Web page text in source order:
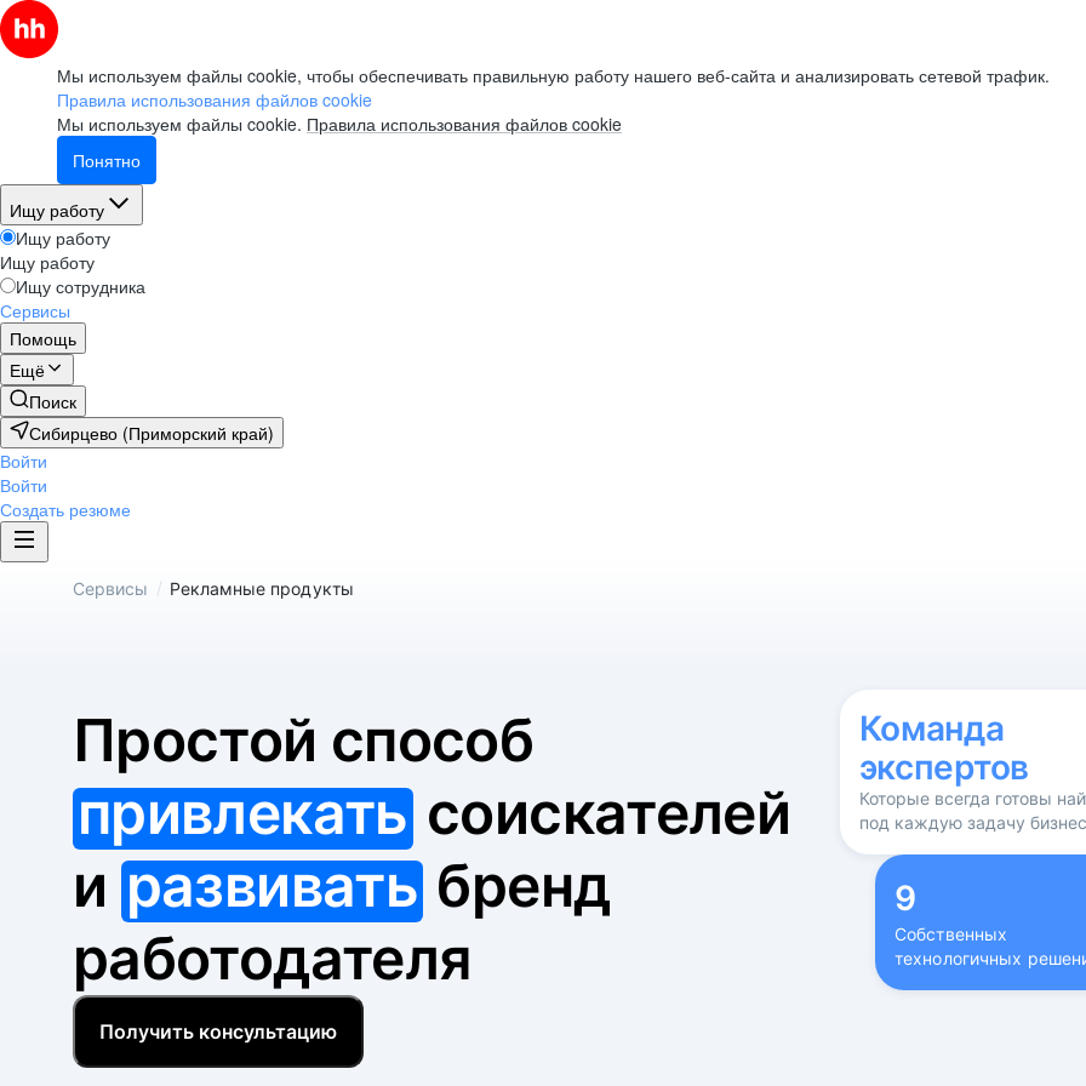
Мы используем файлы cookie, чтобы обеспечивать правильную работу нашего веб-сайта и анализировать сетевой трафик.
Правила использования файлов cookie
Мы используем файлы cookie. Правила использования файлов cookie
Понятно
Ищу работу
Ищу работу
Ищу работу
Ищу сотрудника
Сервисы
Помощь
Ещё
Поиск
Сибирцево (Приморский край)
Войти
Войти
Создать резюме
Сервисы / Рекламные продукты
Простой способ
привлекатьсоискателей
и развивать бренд
работодателя
Получить консультацию
Команда
экспертов
Которые всегда готовы
под каждую задачу
9
Собственных
технологичных